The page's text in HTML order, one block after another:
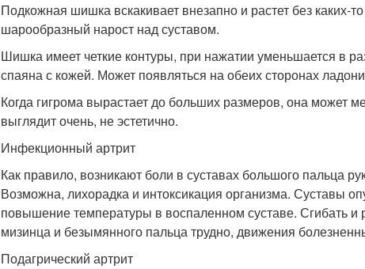
Подкожная шишка вскакивает внезапно и растет без
шарообразный нарост над суставом.
Шишка имеет четкие контуры, при нажатии уменьшается в
спаяна с кожей. Может появляться на обеих сторонах
Когда гигрома вырастает до больших размеров, она может
выглядит очень, не эстетично.
Инфекционный артрит
Как правило, возникают боли в суставах большого пальца
Возможна, лихорадка и интоксикация организма. Суставы
повышение температуры в воспаленном суставе. Сгибать
мизинца и безымянного пальца трудно, движения
Подагрический артрит